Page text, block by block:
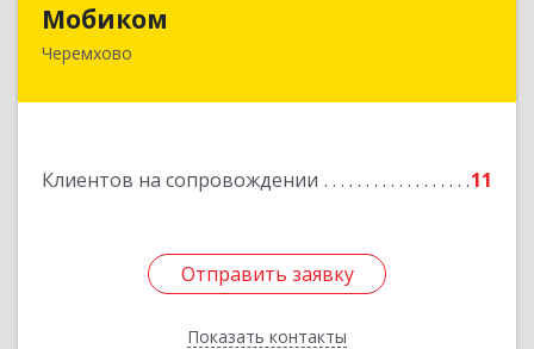
Мобиком
Черемхово
Клиентов на сопровождении 11
Отправить заявку
Показать контакты
Отправить заявку
Назад